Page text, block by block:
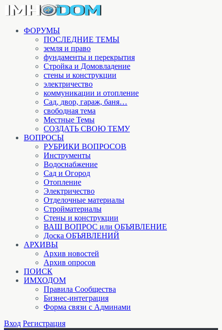
ФОРУМЫ
ПОСЛЕДНИЕ ТЕМЫ
земля и право
фундаменты и перекрытия
Стройка и Домовладение
стены и конструкции
электричество
коммуникации и отопление
Cад, двор, гараж, баня…
свободная тема
Местные Темы
СОЗДАТЬ СВОЮ ТЕМУ
ВОПРОСЫ
РУБРИКИ ВОПРОСОВ
Инструменты
Водоснабжение
Сад и Огород
Отопление
Электричество
Отделочные материалы
Стройматериалы
Стены и конструкции
ВАШ ВОПРОС или ОБЪЯВЛЕНИЕ
Доска ОБЪЯВЛЕНИЙ
АРХИВЫ
Архив новостей
Архив опросов
ПОИСК
ИМХОДОМ
Правила Сообщества
Бизнес-интеграция
Форма связи с Админами
Вход Регистрация